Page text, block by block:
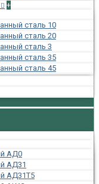
+
сталь 10
сталь 20
сталь 3
сталь 35
сталь 45
АД0
АД31
АД31Т5